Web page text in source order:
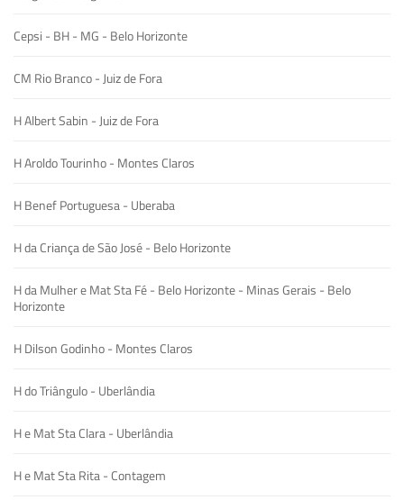
Cepsi - BH - MG - Belo Horizonte
CM Rio Branco - Juiz de Fora
H Albert Sabin - Juiz de Fora
H Aroldo Tourinho - Montes Claros
H Benef Portuguesa - Uberaba
H da Criança de São José - Belo Horizonte
H da Mulher e Mat Sta Fé - Belo Horizonte - Minas Gerais - Belo
Horizonte
H Dilson Godinho - Montes Claros
H do Triângulo - Uberlândia
H e Mat Sta Clara - Uberlândia
H e Mat Sta Rita - Contagem